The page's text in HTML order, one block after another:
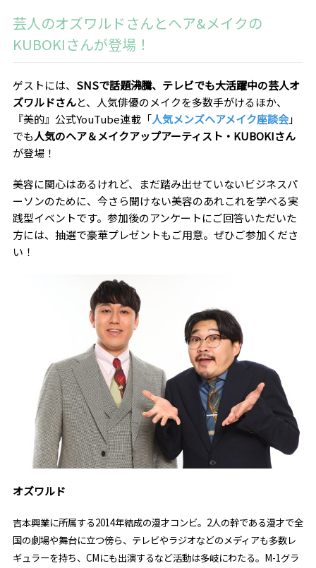
芸人のオズワルドさんとヘア&メイクの
KUBOKIさんが登場！
ゲストには、 SNSで話題沸騰、テレビでも大活躍中の芸人オ
ズワルドさんと、人気俳優のメイクを多数手がけるほか、
『美的』公式YouTube連載「人気メンズヘアメイク座談会」
でも人気のヘア＆メイクアップアーティスト・KUBOKIさん
が登場！
美容に関心はあるけれど、まだ踏み出せていないビジネスパ
ーソンのために、今さら聞けない美容のあれこれを学べる実
践型イベントです。参加後のアンケートにご回答いただいた
方には、抽選で豪華プレゼントもご用意。ぜひご参加くださ
い！
オズワルド
吉本興業に所属する2014年結成の漫才コンビ。2人の幹である漫才で全
国の劇場や舞台に立つ傍ら、テレビやラジオなどのメディアも多数レ
ギュラーを持ち、CMにも出演するなど活動は多岐にわたる。M-1グラ